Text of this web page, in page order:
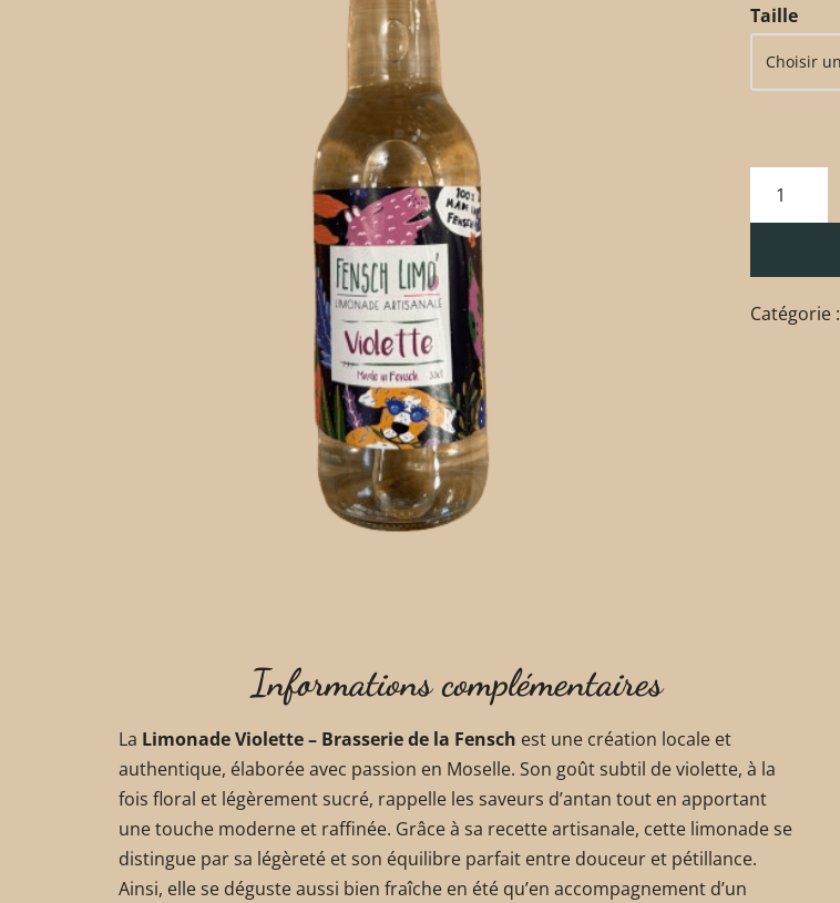
Taille
Catégorie :
Informations complémentaires
La Limonade Violette – Brasserie de la Fensch est une création locale et
authentique, élaborée avec passion en Moselle. Son goût subtil de violette, à la
fois floral et légèrement sucré, rappelle les saveurs d’antan tout en apportant
une touche moderne et raffinée. Grâce à sa recette artisanale, cette limonade se
distingue par sa légèreté et son équilibre parfait entre douceur et pétillance.
Ainsi, elle se déguste aussi bien fraîche en été qu’en accompagnement d’un